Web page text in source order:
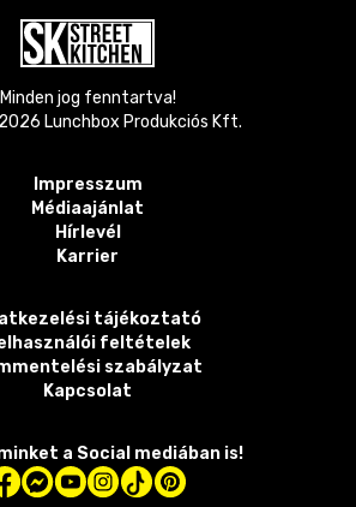
Minden jog fenntartva!
2026 Lunchbox Produkciós Kft.
Impresszum
Médiaajánlat
Hírlevél
Karrier
tájékoztató
feltételek
szabályzat
Kapcsolat
a Social mediában is!